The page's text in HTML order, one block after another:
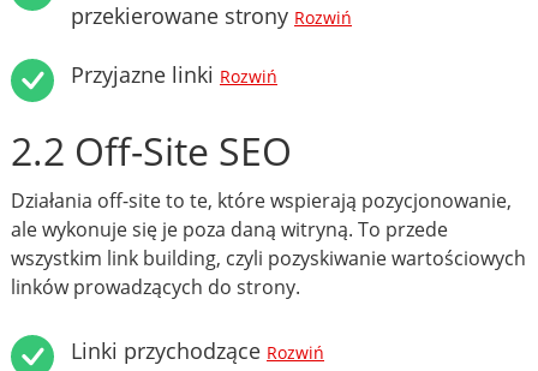
przekierowane strony Rozwiń
Przyjazne linki Rozwiń
2.2 Off-Site SEO
Działania off-site to te, które wspierają pozycjonowanie,
ale wykonuje się je poza daną witryną. To przede
wszystkim link building, czyli pozyskiwanie wartościowych
linków prowadzących do strony.
Linki przychodzące Rozwiń